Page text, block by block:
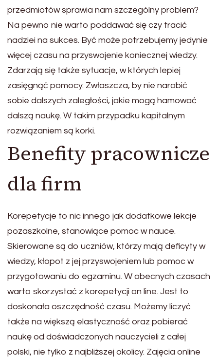
przedmiotów sprawia nam szczególny problem?
Na pewno nie warto poddawać się czy tracić
nadziei na sukces. Być może potrzebujemy jedynie
więcej czasu na przyswojenie koniecznej wiedzy.
Zdarzają się także sytuacje, w których lepiej
zasięgnąć pomocy. Zwłaszcza, by nie narobić
sobie dalszych zaległości, jakie mogą hamować
dalszą naukę. W takim przypadku kapitalnym
rozwiązaniem są korki.
Benefity pracownicze
dla firm
Korepetycje to nic innego jak dodatkowe lekcje
pozaszkolne, stanowiące pomoc w nauce.
Skierowane są do uczniów, którzy mają deficyty w
wiedzy, kłopot z jej przyswojeniem lub pomoc w
przygotowaniu do egzaminu. W obecnych czasach
warto skorzystać z korepetycji on line. Jest to
doskonała oszczędność czasu. Możemy liczyć
także na większą elastyczność oraz pobierać
naukę od doświadczonych nauczycieli z całej
polski, nie tylko z najbliższej okolicy. Zajęcia online